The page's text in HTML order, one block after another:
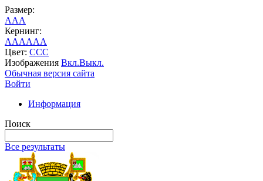
Размер:
AAA
Кернинг:
AAAAAA
Цвет: CCC
Изображения Вкл.Выкл.
Обычная версия сайта
Войти
Информация
Поиск
Все результаты